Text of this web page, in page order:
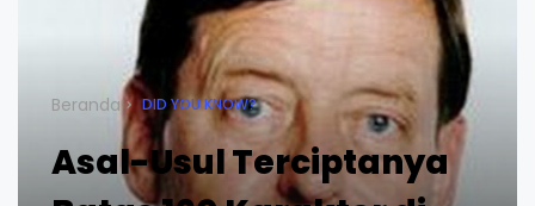
Beranda DID YOU KNOW?
Asal-Usul Terciptanya